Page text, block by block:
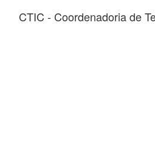
CTIC - Coordenadoria de